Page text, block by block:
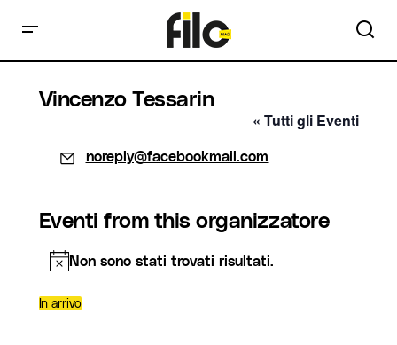
Vincenzo Tessarin
« Tutti gli Eventi
Email
noreply@facebookmail.com
Eventi from this organizzatore
Notice
Non sono stati trovati risultati.
In arrivo